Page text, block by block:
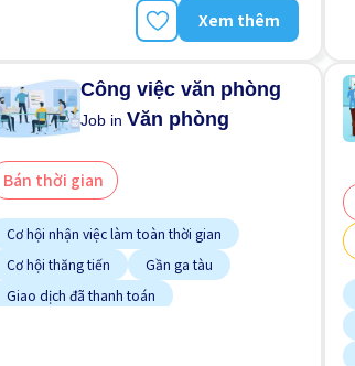
Xem thêm
Công việc văn phòng
Job inVăn phòng
Bán thời gian
Cơ hội nhận việc làm toàn thời gian
Cơ hội thăng tiến
Gần ga tàu
Giao dịch đã thanh toán